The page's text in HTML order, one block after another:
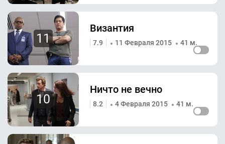
11
Византия
7.9 11 Февраля 2015 41 м.
10
Ничто не вечно
8.2 4 Февраля 2015 41 м.